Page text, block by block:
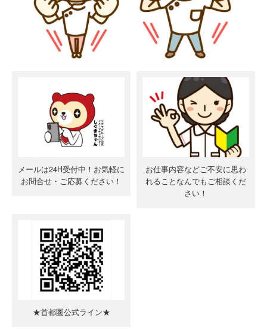
メールは24H受付中！お気軽に
お問合せ・ご応募ください！
お仕事内容などご不安に思わ
れることなんでもご相談くだ
さい！
★首都圏公式ライン★